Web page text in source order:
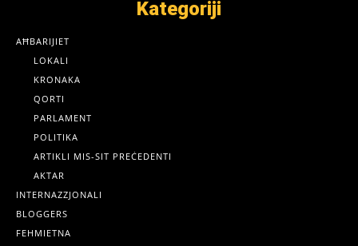
Kategoriji
AĦBARIJIET
LOKALI
KRONAKA
QORTI
PARLAMENT
POLITIKA
ARTIKLI MIS-SIT PREĊEDENTI
AKTAR
INTERNAZZJONALI
BLOGGERS
FEHMIETNA